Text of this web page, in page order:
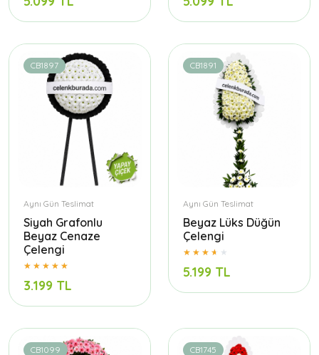
CB1897
Aynı Gün Teslimat
Siyah Grafonlu
Beyaz Cenaze
Çelengi
3.199 TL
CB1891
Aynı Gün Teslimat
Beyaz Lüks Düğün
Çelengi
5.199 TL
CB1099 CB1745